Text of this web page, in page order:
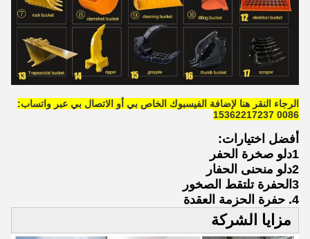
الرجاء النقر هنا لإضافة الفيسبوك الخاص بي أو الاتصال بي عبر واتساب:
0086 15362217237
أفضل اختيارات:
1دلو صخرة الحفر
2دلو منحنى الحفار
3الحفرة تلتقط الصخور
4. حفرة الحزمة العقدة
مزايا الشركة